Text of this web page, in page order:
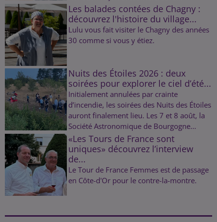
Les balades contées de Chagny :
découvrez l'histoire du village...
Lulu vous fait visiter le Chagny des années
30 comme si vous y étiez.
Nuits des Étoiles 2026 : deux
soirées pour explorer le ciel d’été...
Initialement annulées par crainte
d’incendie, les soirées des Nuits des Étoiles
auront finalement lieu. Les 7 et 8 août, la
Société Astronomique de Bourgogne...
«Les Tours de France sont
uniques» découvrez l’interview
de...
Le Tour de France Femmes est de passage
en Côte-d'Or pour le contre-la-montre.